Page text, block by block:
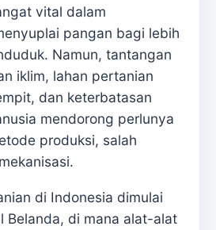
vital dalam
pangan bagi lebih
Namun, tantangan
iklim, lahan pertanian
dan keterbatasan
mendorong perlunya
produksi, salah
di Indonesia dimulai
Belanda, di mana alat-alat